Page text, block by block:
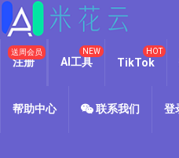
注册
送周会员
AI工具
NEW
TikTok
HOT
帮助中心 联系我们 登